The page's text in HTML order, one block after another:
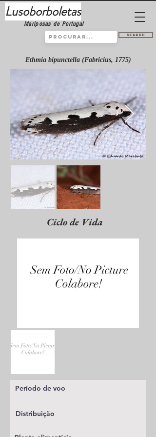
Lusoborboletas
Mariposas de Portugal
Search
Ethmia bipunctella (Fabricius, 1775)
Ciclo de Vida
Período de voo
Distribuição